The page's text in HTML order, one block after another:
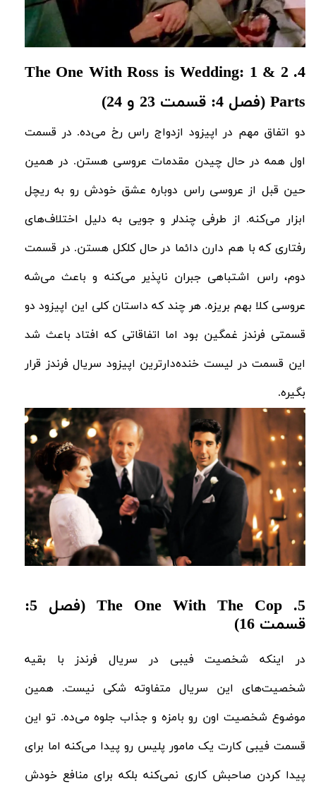
4.
2 & 1 The One With Ross is Wedding:
Parts (فصل 4: قسمت 23 و 24)
دو اتفاق مهم در اپیزود ازدواج راس رخ می‌ده. در قسمت
اول همه در حال چیدن مقدمات عروسی هستن. در همین
حین قبل از عروسی راس دوباره عشق خودش رو به ریچل
ابزار می‌کنه. از طرفی چندلر و جویی به دلیل اختلاف‌های
رفتاری که با هم دارن دائما در حال کلکل‌ هستن. در قسمت
دوم، راس اشتباهی جبران نا‌پذیر می‌کنه و باعث می‌شه
عروسی کلا بهم بریزه. هر چند که داستان کلی این اپیزود دو
قسمتی فرندز غمگین بود اما اتفاقاتی که افتاد باعث شد
این قسمت در لیست خنده‌دارترین اپیزود سریال فرندز قرار
بگیره.
5. The One With The Cop (فصل 5:
قسمت 16)
در اینکه شخصیت فیبی در سریال فرندز با بقیه
شخصیت‌های این سریال متفاوته شکی نیست. همین
موضوع شخصیت اون رو بامزه و جذاب جلوه می‌ده. تو این
قسمت فیبی کارت یک مامور پلیس رو پیدا می‌کنه اما برای
پیدا کردن صاحبش کاری نمی‌کنه بلکه برای منافع خودش